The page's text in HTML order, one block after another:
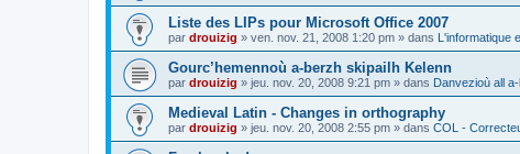
Liste des LIPs pour Microsoft Office 2007
par drouizig » ven. nov. 21, 2008 1:20 pm » dans L'informatique
Gourc’hemennoù a-berzh skipailh Kelenn
par drouizig » jeu. nov. 20, 2008 9:21 pm » dans Danvezioù all
Medieval Latin - Changes in orthography
par drouizig » jeu. nov. 20, 2008 2:55 pm » dans COL -